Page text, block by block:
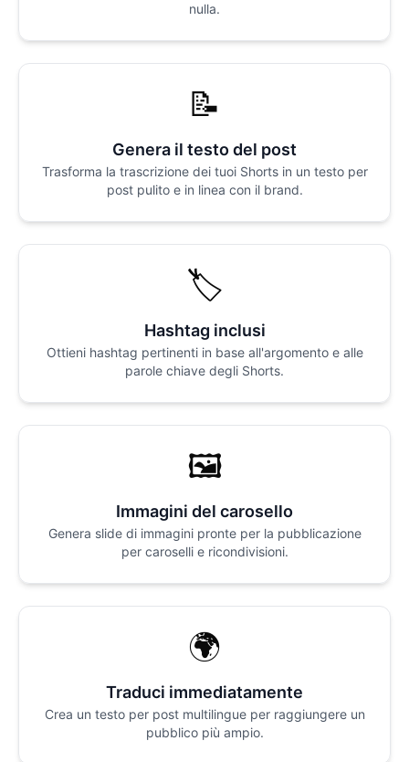
nulla.
📝
Genera il testo del post
Trasforma la trascrizione dei tuoi Shorts in un testo per
post pulito e in linea con il brand.
🏷️
Hashtag inclusi
Ottieni hashtag pertinenti in base all'argomento e alle
parole chiave degli Shorts.
🖼️
Immagini del carosello
Genera slide di immagini pronte per la pubblicazione
per caroselli e ricondivisioni.
🌍
Traduci immediatamente
Crea un testo per post multilingue per raggiungere un
pubblico più ampio.